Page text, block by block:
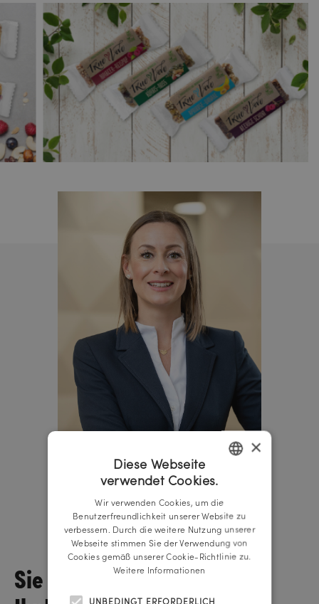
Sie wollen über
Lisa-Maria Schickmaier
Managing Director
GERMAN
×
Diese Webseite
verwendet Cookies.
Wir verwenden Cookies, um die
Benutzerfreundlichkeit unserer Website zu
verbessern. Durch die weitere Nutzung unserer
Webseite stimmen Sie der Verwendung von
Cookies gemäß unserer Cookie-Richtlinie zu.
Weitere Informationen
UNBEDINGT ERFORDERLICH